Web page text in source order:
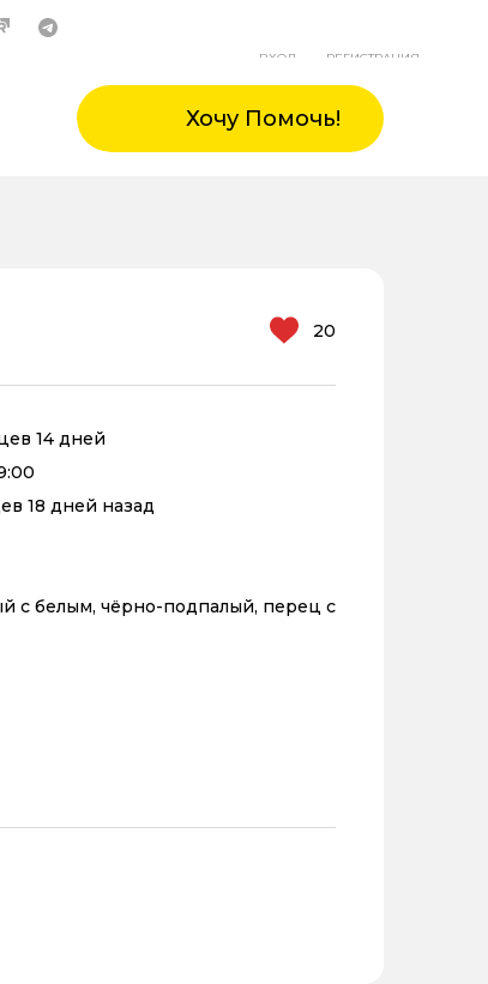
ВХОД РЕГИСТРАЦИЯ
Хочу Помочь!
20
14 дней
18 дней назад
с белым, чёрно-подпалый, перец с